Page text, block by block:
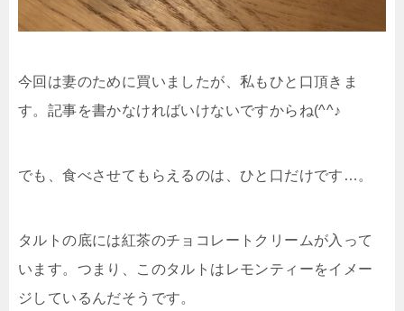
今回は妻のために買いましたが、私もひと口頂きま
す。記事を書かなければいけないですからね(^^♪
でも、食べさせてもらえるのは、ひと口だけです…。
タルトの底には紅茶のチョコレートクリームが入って
います。つまり、このタルトはレモンティーをイメー
ジしているんだそうです。